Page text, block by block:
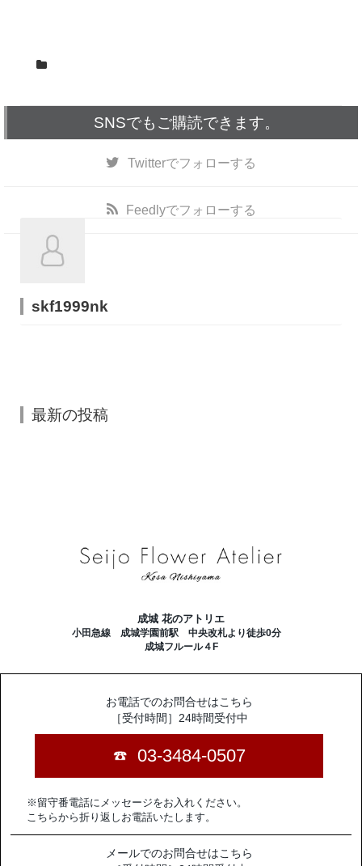
SNSでもご購読できます。
Twitterでフォローする
Feedlyでフォローする
skf1999nk
最新の投稿
成城 花のアトリエ
小田急線 成城学園前駅 中央改札より徒歩0分
成城フルール４F
お電話でのお問合せはこちら
［受付時間］24時間受付中
03-3484-0507
※留守番電話にメッセージをお入れください。
こちらから折り返しお電話いたします。
メールでのお問合せはこちら